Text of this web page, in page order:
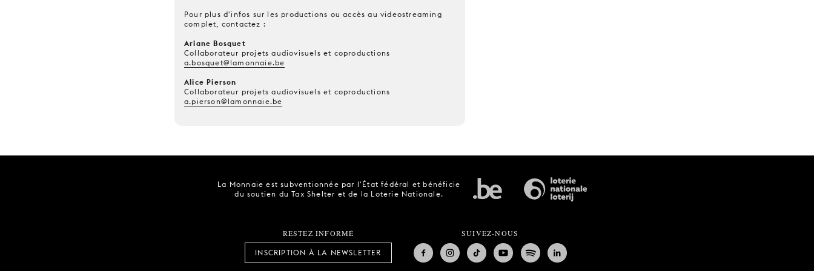
Pour plus d'infos sur les productions ou accès au videostreaming
complet, contactez :
Ariane Bosquet
Collaborateur projets audiovisuels et coproductions
a.bosquet@lamonnaie.be
Alice Pierson
Collaborateur projets audiovisuels et coproductions
a.pierson@lamonnaie.be
La Monnaie est subventionnée par l'État fédéral et bénéficie
du soutien du Tax Shelter et de la Loterie Nationale.
RESTEZ INFORMÉ
INSCRIPTION À LA NEWSLETTER
SUIVEZ-NOUS